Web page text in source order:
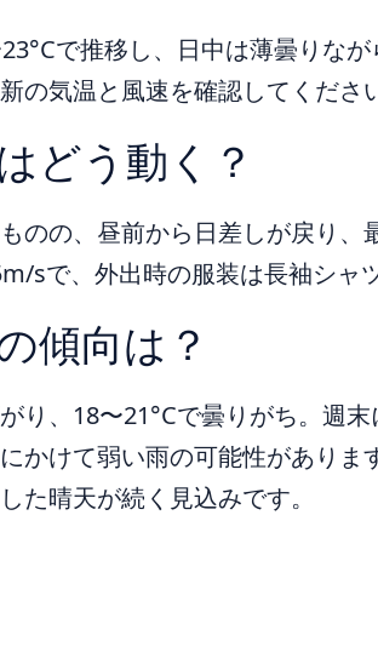
で推移し、日中は薄曇りなが
の気温と風速を確認してくださ
どう動く？
のの、昼前から日差しが戻り、
sで、外出時の服装は長袖シャ
傾向は？
り、18〜21°Cで曇りがち。週末
かけて弱い雨の可能性がありま
た晴天が続く見込みです。